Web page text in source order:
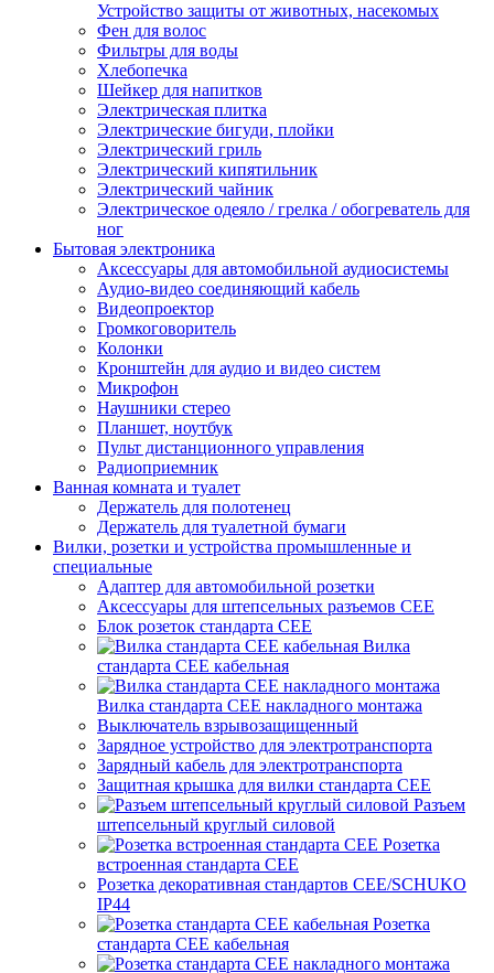
Устройство защиты от животных, насекомых
Фен для волос
Фильтры для воды
Хлебопечка
Шейкер для напитков
Электрическая плитка
Электрические бигуди, плойки
Электрический гриль
Электрический кипятильник
Электрический чайник
Электрическое одеяло / грелка / обогреватель для
ног
Бытовая электроника
Аксессуары для автомобильной аудиосистемы
Аудио-видео соединяющий кабель
Видеопроектор
Громкоговоритель
Колонки
Кронштейн для аудио и видео систем
Микрофон
Наушники стерео
Планшет, ноутбук
Пульт дистанционного управления
Радиоприемник
Ванная комната и туалет
Держатель для полотенец
Держатель для туалетной бумаги
Вилки, розетки и устройства промышленные и
специальные
Адаптер для автомобильной розетки
Аксессуары для штепсельных разъемов CEE
Блок розеток стандарта CEE
Вилка
стандарта CEE кабельная
Вилка стандарта CEE накладного монтажа
Выключатель взрывозащищенный
Зарядное устройство для электротранспорта
Зарядный кабель для электротранспорта
Защитная крышка для вилки стандарта CEE
Разъем
штепсельный круглый силовой
Розетка
встроенная стандарта CEE
Розетка декоративная стандартов CEE/SCHUKO
IP44
Розетка
стандарта СЕЕ кабельная